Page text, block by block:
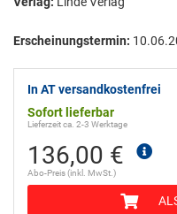
Erscheinungstermin:
In AT versandkostenfrei
Sofort lieferbar
Lieferzeit ca. 2-3 Werktage
136,00 €
Abo-Preis (inkl. MwSt.)